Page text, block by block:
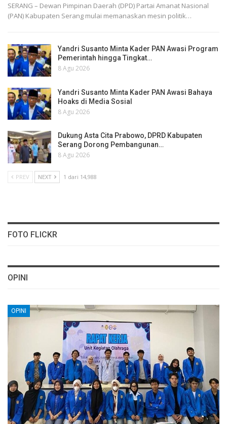
SERANG – Dewan Pimpinan Daerah (DPD) Partai Amanat Nasional
(PAN) Kabupaten Serang mulai memanaskan mesin politik…
Yandri Susanto Minta Kader PAN Awasi Program
Pemerintah hingga Tingkat…
8 Agu 2026
Yandri Susanto Minta Kader PAN Awasi Bahaya
Hoaks di Media Sosial
8 Agu 2026
Dukung Asta Cita Prabowo, DPRD Kabupaten
Serang Dorong Pembangunan…
8 Agu 2026
PREV NEXT 1 dari 14,988
FOTO FLICKR
OPINI
OPINI